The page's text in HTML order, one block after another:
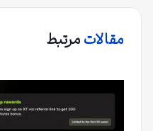
مقالاتمرتبط